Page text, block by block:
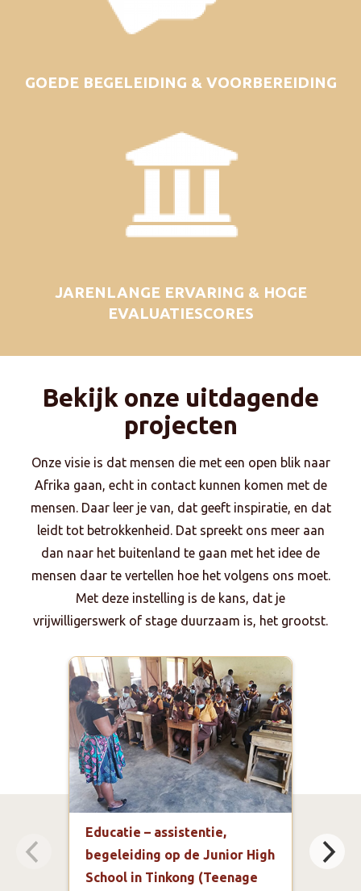
GOEDE BEGELEIDING & VOORBEREIDING
JARENLANGE ERVARING & HOGE
EVALUATIESCORES
Bekijk onze uitdagende
projecten
Onze visie is dat mensen die met een open blik naar
Afrika gaan, echt in contact kunnen komen met de
mensen. Daar leer je van, dat geeft inspiratie, en dat
leidt tot betrokkenheid. Dat spreekt ons meer aan
dan naar het buitenland te gaan met het idee de
mensen daar te vertellen hoe het volgens ons moet.
Met deze instelling is de kans, dat je
vrijwilligerswerk of stage duurzaam is, het grootst.
Educatie – assistentie,
begeleiding op de Junior High
School in Tinkong (Teenage